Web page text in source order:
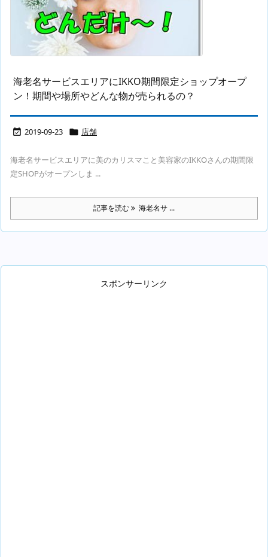
海老名サービスエリアにIKKO期間限定ショップオープ
ン！期間や場所やどんな物が売られるの？
 2019-09-23  店舗
海老名サービスエリアに美のカリスマこと美容家のIKKOさんの期間限
定SHOPがオープンしま ...
記事を読む 海老名サ ...
スポンサーリンク